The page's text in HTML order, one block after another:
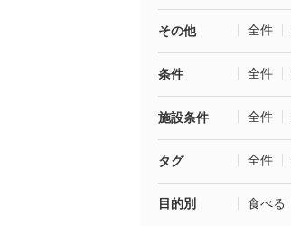
その他 全件
条件 全件
施設条件 全件
タグ 全件
目的別 食べる